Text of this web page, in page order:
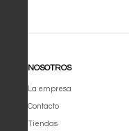
NOSOTROS
La empresa
Contacto
Tiendas